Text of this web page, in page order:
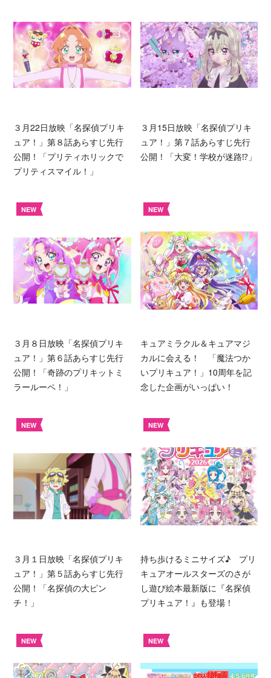
３月22日放映「名探偵プリキ
ュア！」第８話あらすじ先行
公開！「プリティホリックで
プリティスマイル！」
３月15日放映「名探偵プリキ
ュア！」第７話あらすじ先行
公開！「大変！学校が迷路⁉︎」
NEW
３月８日放映「名探偵プリキ
ュア！」第６話あらすじ先行
公開！「奇跡のプリキットミ
ラールーペ！」
NEW
キュアミラクル＆キュアマジ
カルに会える！ 「魔法つか
いプリキュア！」10周年を記
念した企画がいっぱい！
NEW
３月１日放映「名探偵プリキ
ュア！」第５話あらすじ先行
公開！「名探偵の大ピン
チ！」
NEW
持ち歩けるミニサイズ♪ プリ
キュアオールスターズのさが
し遊び絵本最新版に『名探偵
プリキュア！』も登場！
NEW NEW